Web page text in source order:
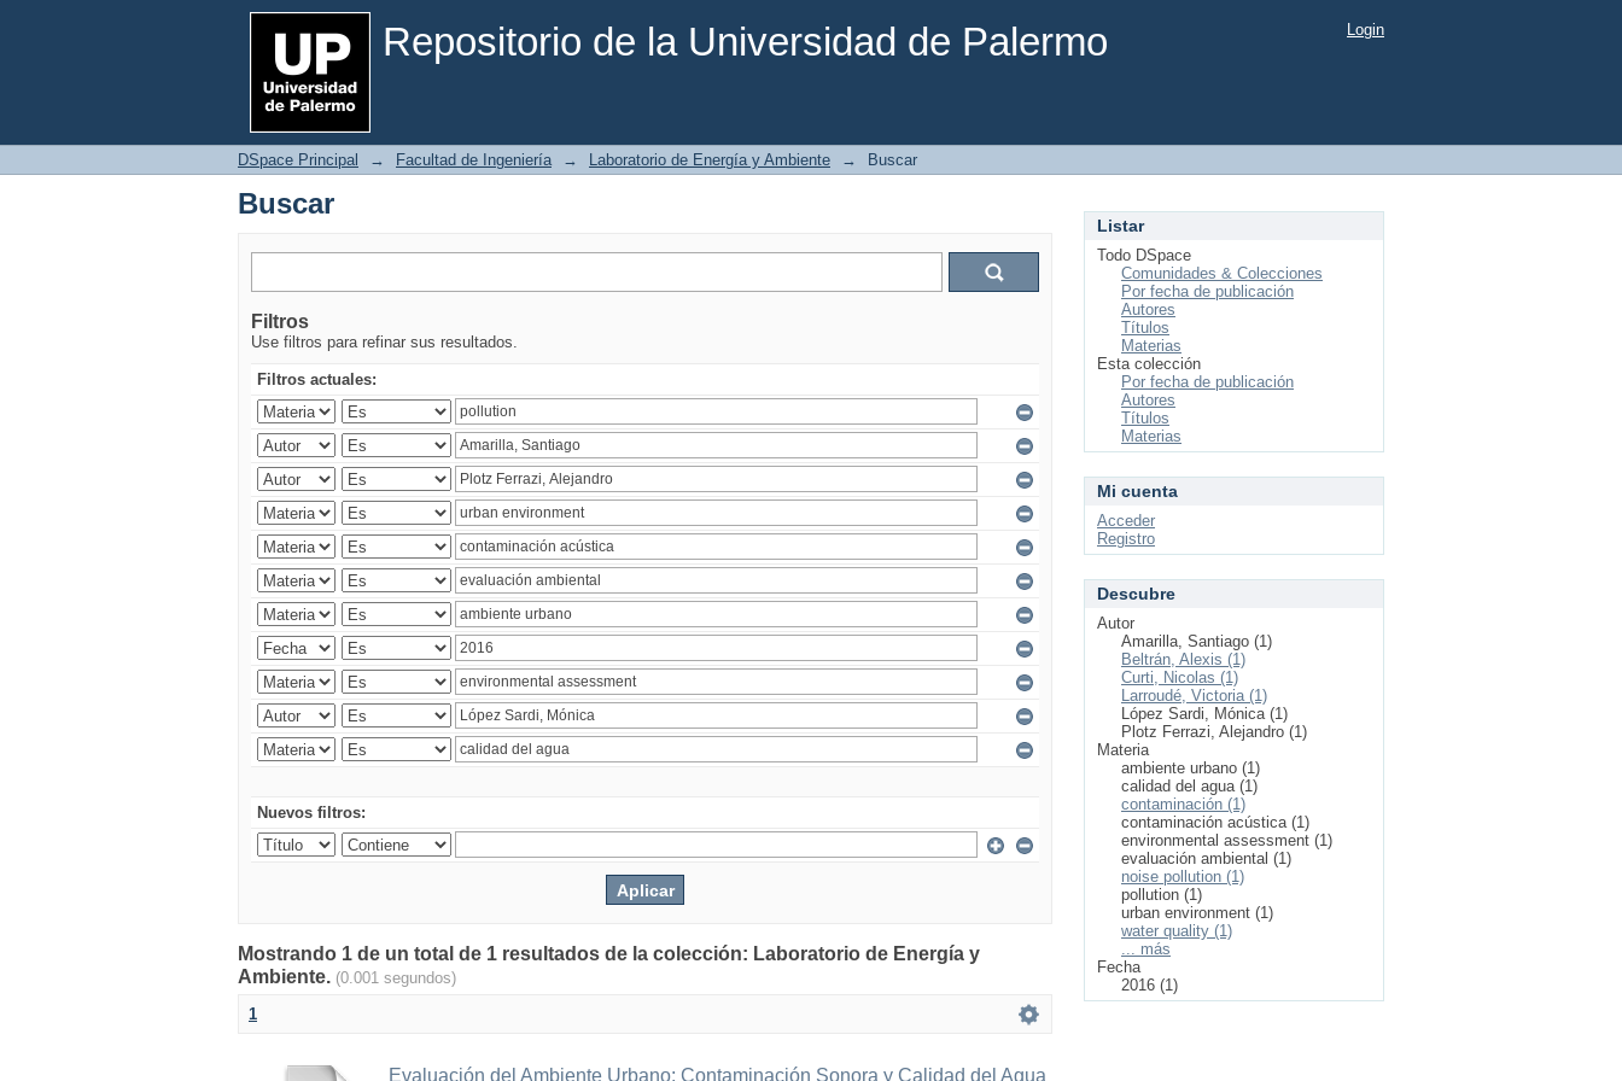
Repositorio de la Universidad de Palermo
Buscar Login
DSpace Principal → Facultad de Ingeniería → Laboratorio de Energía y Ambiente → Buscar
Buscar
Filtros
Use filtros para refinar sus resultados.
Filtros actuales:
Nuevos filtros:
Mostrando 1 de un total de 1 resultados de la colección: Laboratorio de Energía y
Ambiente. (0.001 segundos)
1
Evaluación del Ambiente Urbano: Contaminación Sonora y Calidad del Agua
Listar
Todo DSpace
Comunidades & Colecciones
Por fecha de publicación
Autores
Títulos
Materias
Esta colección
Por fecha de publicación
Autores
Títulos
Materias
Mi cuenta
Acceder
Registro
Descubre
Autor
Amarilla, Santiago (1)
Beltrán, Alexis (1)
Curti, Nicolas (1)
Larroudé, Victoria (1)
López Sardi, Mónica (1)
Plotz Ferrazi, Alejandro (1)
Materia
ambiente urbano (1)
calidad del agua (1)
contaminación (1)
contaminación acústica (1)
environmental assessment (1)
evaluación ambiental (1)
noise pollution (1)
pollution (1)
urban environment (1)
water quality (1)
... más
Fecha
2016 (1)